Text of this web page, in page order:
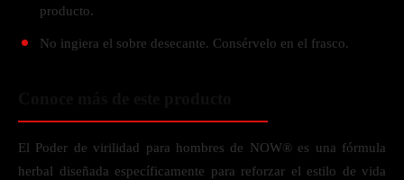
producto.
No ingiera el sobre desecante. Consérvelo en el frasco.
El Poder de virilidad para hombres de NOW® es una fórmula
herbal diseñada específicamente para reforzar el estilo de vida